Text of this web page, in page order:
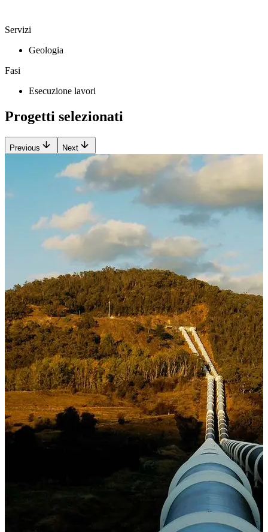
Servizi
Geologia
Fasi
Esecuzione lavori
Progetti selezionati
Previous Next